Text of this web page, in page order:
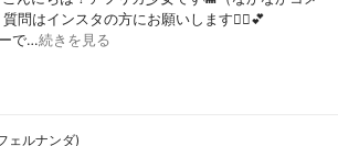
問はインスタの方にお願いします🙇‍♀️💕
で…続きを見る
ェルナンダ)